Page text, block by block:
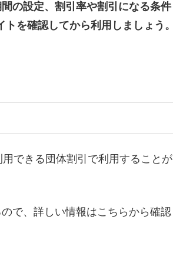
の設定、割引率や割引になる条件
を確認してから利用しましょう。
できる団体割引で利用することが
で、詳しい情報はこちらから確認